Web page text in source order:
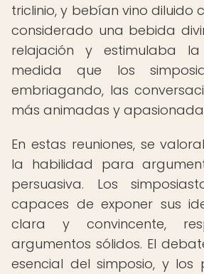
triclinio, y bebían vino diluido
considerado una bebida
relajación y estimulaba
medida que los
embriagando, las
más animadas y
En estas reuniones, se
la habilidad para
persuasiva. Los
capaces de exponer sus
clara y convincente,
argumentos sólidos. El
esencial del simposio, y los